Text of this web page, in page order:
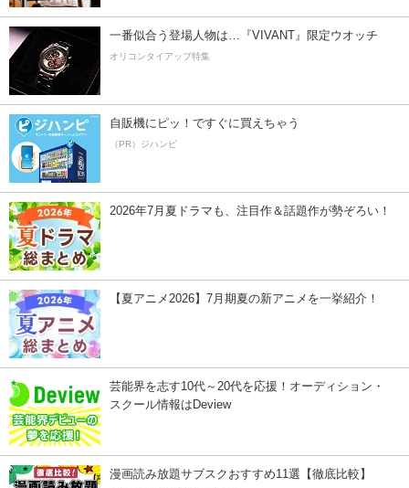
一番似合う登場人物は…『VIVANT』限定ウオッチ
オリコンタイアップ特集
自販機にピッ！ですぐに買えちゃう
（PR）ジハンピ
2026年7月夏ドラマも、注目作＆話題作が勢ぞろい！
【夏アニメ2026】7月期夏の新アニメを一挙紹介！
芸能界を志す10代～20代を応援！オーディション・
スクール情報はDeview
漫画読み放題サブスクおすすめ11選【徹底比較】